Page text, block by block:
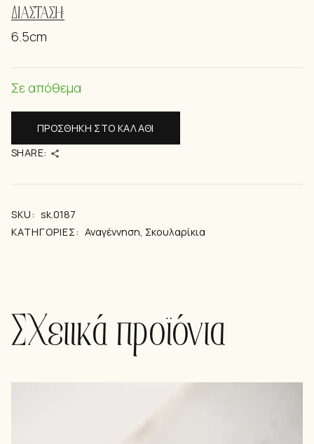
ΔΙΑΣΤΆΣΗ:
6.5cm
Σε απόθεμα
ΠΡΟΣΘΉΚΗ ΣΤΟ ΚΑΛΆΘΙ
SHARE:
SKU: sk.0187
ΚΑΤΗΓΟΡΊΕΣ: Αναγέννηση, Σκουλαρίκια
Σχετικά προϊόντα